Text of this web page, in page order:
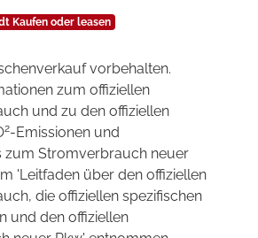
Kaufen oder leasen
vorbehalten.
zum offiziellen
und zu den offiziellen
2-Emissionen und
zum Stromverbrauch neuer
'Leitfaden über den offiziellen
die offiziellen spezifischen
und den offiziellen